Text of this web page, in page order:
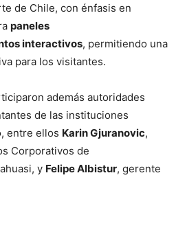
de Chile, con énfasis en
paneles
interactivos, permitiendo una
para los visitantes.
además autoridades
de las instituciones
entre ellos Karin Gjuranovic,
Corporativos de
y Felipe Albistur, gerente